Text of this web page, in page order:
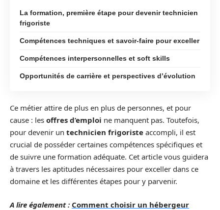
La formation, première étape pour devenir technicien
frigoriste
Compétences techniques et savoir-faire pour exceller
Compétences interpersonnelles et soft skills
Opportunités de carrière et perspectives d’évolution
Ce métier attire de plus en plus de personnes, et pour
cause : les offres d’emploi ne manquent pas. Toutefois,
pour devenir un technicien frigoriste accompli, il est
crucial de posséder certaines compétences spécifiques et
de suivre une formation adéquate. Cet article vous guidera
à travers les aptitudes nécessaires pour exceller dans ce
domaine et les différentes étapes pour y parvenir.
A lire également : Comment choisir un hébergeur